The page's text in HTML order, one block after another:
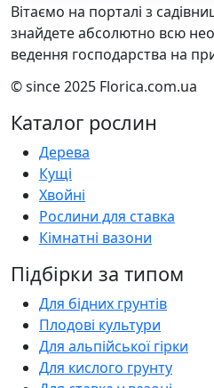
Вітаємо на порталі з
знайдете абсолютно всю
ведення господарства на
© since 2025 Florica.com.ua
Каталог рослин
Дерева
Кущі
Хвойні
Рослини для ставка
Кімнатні вазони
Підбірки за типом
Для бідних грунтів
Плодові культури
Для альпійської гірки
Для кислого грунту